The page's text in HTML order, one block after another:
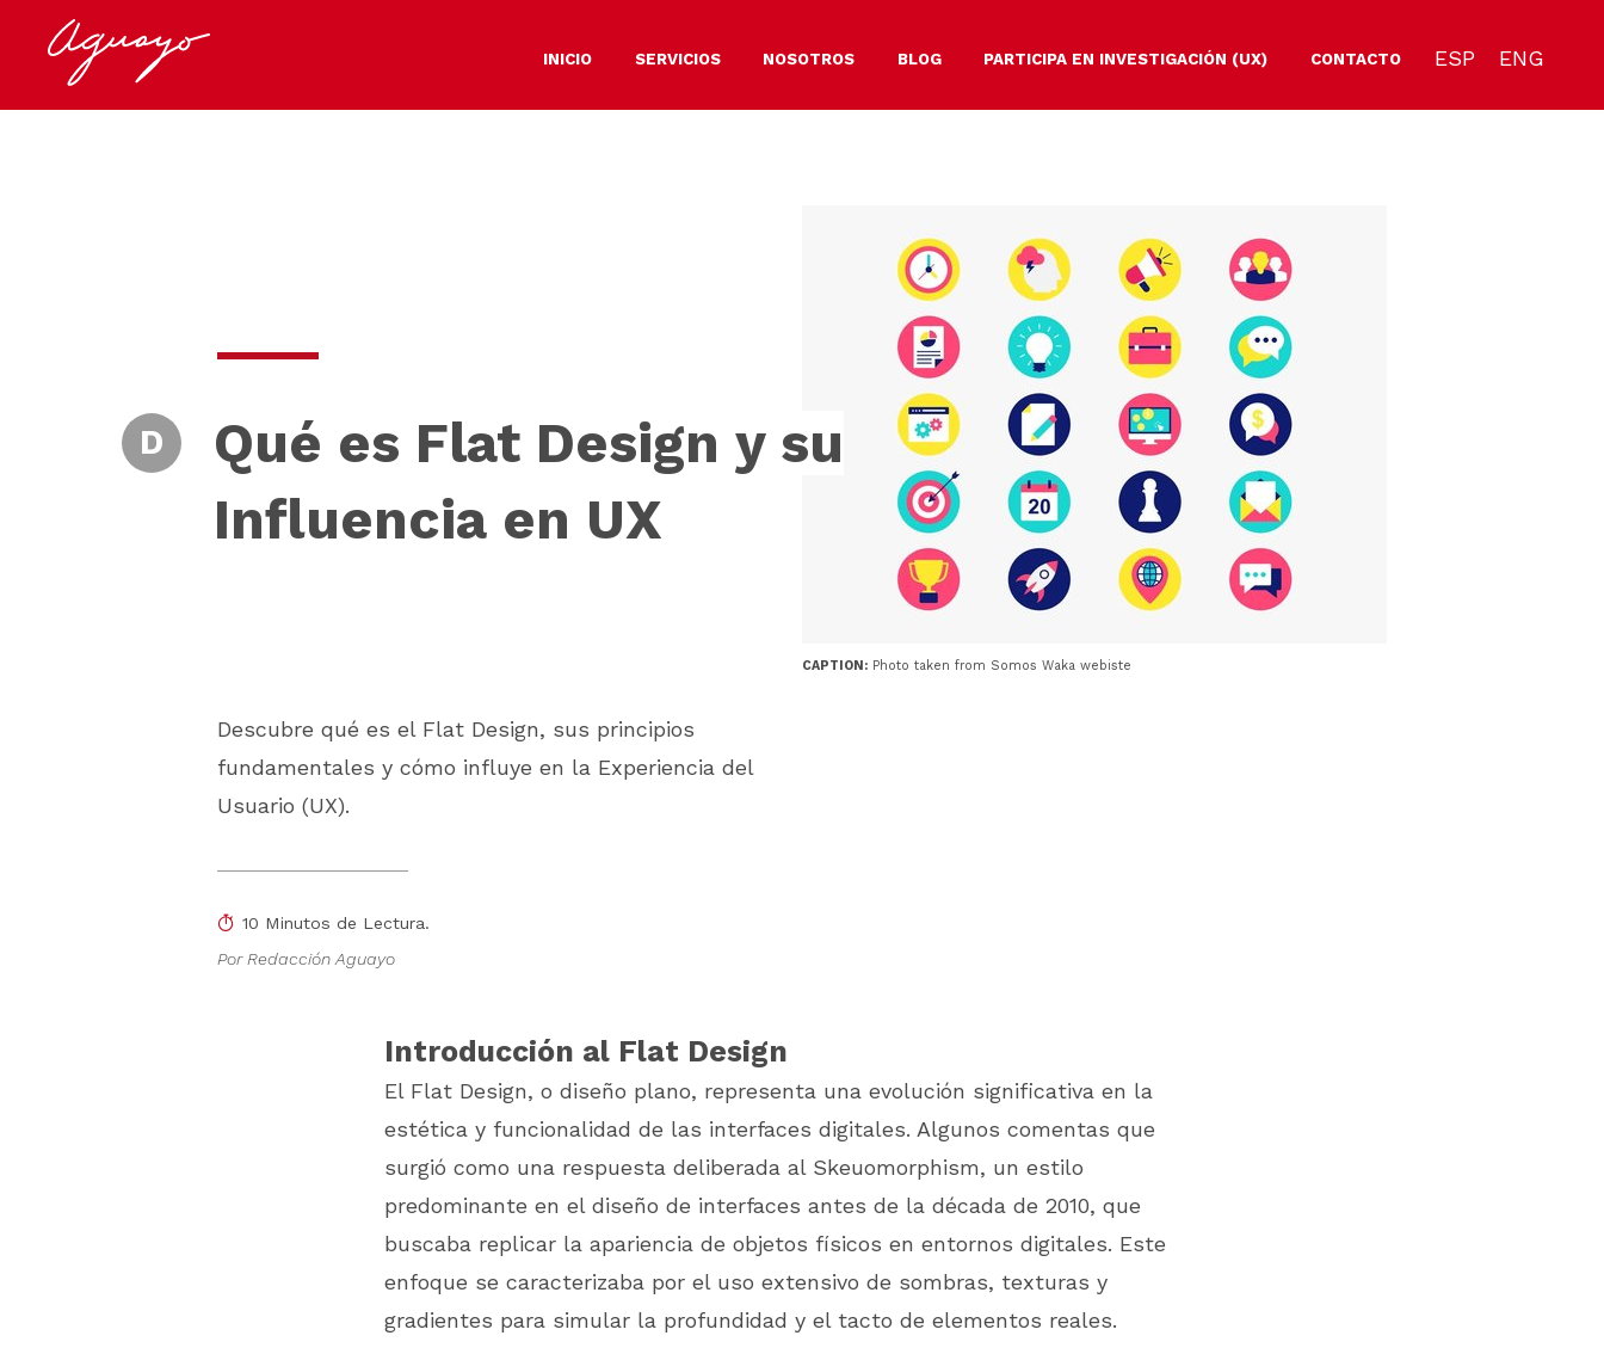
INICIO SERVICIOS NOSOTROS BLOG PARTICIPA EN INVESTIGACIÓN (UX) CONTACTO ESP ENG
D
Qué es Flat Design y su
Influencia en UX
10 Minutos de Lectura.
Por Redacción Aguayo
Descubre qué es el Flat Design, sus principios
fundamentales y cómo influye en la Experiencia del
Usuario (UX).
CAPTION: Photo taken from Somos Waka webiste
Introducción al Flat Design
El Flat Design, o diseño plano, representa una evolución significativa en la
estética y funcionalidad de las interfaces digitales. Algunos comentas que
surgió como una respuesta deliberada al Skeuomorphism, un estilo
predominante en el diseño de interfaces antes de la década de 2010, que
buscaba replicar la apariencia de objetos físicos en entornos digitales. Este
enfoque se caracterizaba por el uso extensivo de sombras, texturas y
gradientes para simular la profundidad y el tacto de elementos reales.